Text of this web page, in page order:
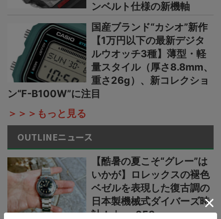
ンベルト仕様の新機軸
国産ブランド“カシオ”新作
【1万円以下の最新デジタ
ルウオッチ3種】薄型・軽
量スタイル（厚さ8.8mm、
重さ26g）、新コレクショ
ン“F-B100W”に注目
＞＞＞もっと見る
OUTLINEニュース
【酷暑の夏こそ“グレー”は
いかが】ロレックスの褪色
ベゼルを表現した復古調の
日本製機械式ダイバーズ時
計！｜no.258